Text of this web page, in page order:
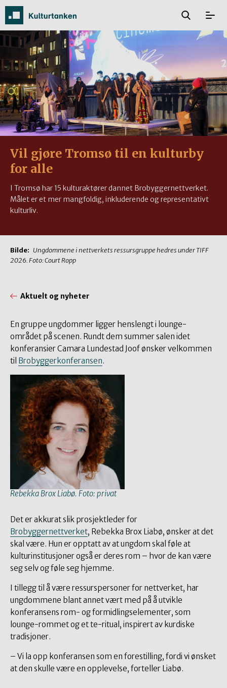
Vil gjøre Tromsø til en kulturby
for alle
I Tromsø har 15 kulturaktører dannet Brobyggernettverket.
Målet er et mer mangfoldig, inkluderende og representativt
kulturliv.
Bilde: Ungdommene i nettverkets ressursgruppe hedres under TIFF
2026. Foto: Court Ropp
Aktuelt og nyheter
En gruppe ungdommer ligger henslengt i lounge-
området på scenen. Rundt dem summer salen idet
konferansier Camara Lundestad Joof ønsker velkommen
til Brobyggerkonferansen.
Rebekka Brox Liabø. Foto: privat
Det er akkurat slik prosjektleder for
Brobyggernettverket, Rebekka Brox Liabø, ønsker at det
skal være. Hun er opptatt av at ungdom skal føle at
kulturinstitusjoner også er deres rom – hvor de kan være
seg selv og føle seg hjemme.
I tillegg til å være ressurspersoner for nettverket, har
ungdommene blant annet vært med på å utvikle
konferansens rom- og formidlingselementer, som
lounge-rommet og et te-ritual, inspirert av kurdiske
tradisjoner.
– Vi la opp konferansen som en forestilling, fordi vi ønsket
at den skulle være en opplevelse, forteller Liabø.